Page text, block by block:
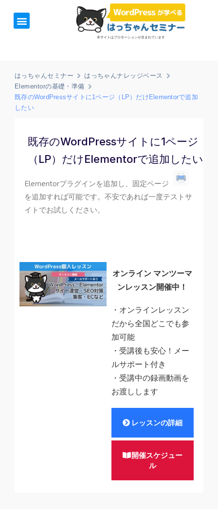
本サイトはプロモーションが含まれています
はっちゃんセミナー
はっちゃんナレッジベース
Elementorの基礎・準備
既存のWordPressサイトに1ページ（LP）だけElementorで追加
したい
既存のWordPressサイトに1ページ
（LP）だけElementorで追加したい
Elementorプラグインを追加し、固定ページ
を追加すれば可能です。不安であれば一度テストサ
イトでお試しください。
オンライン マンツーマ
ンレッスン開催中！
・オンラインレッスン
だから全国どこでも参
加可能
・受講後も安心！メー
ルサポート付き
・受講中の録画動画を
お渡しします
レッスンの詳細
開催スケジュー
ル